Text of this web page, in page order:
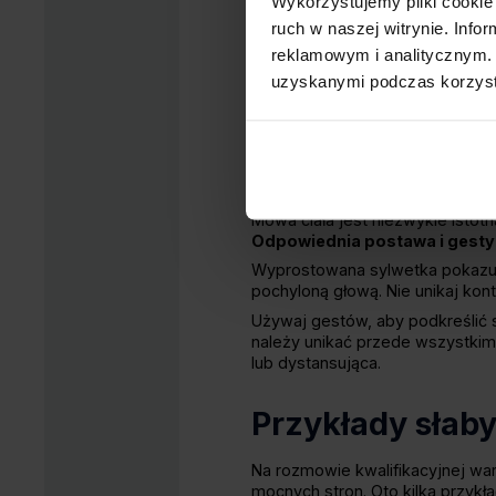
ruch w naszej witrynie.
reklamowym i
uzyskanymi podczas
słabości. Nie
przykładów z życia
Przygotuj się do
które nie są
Słabe strony
Mowa ciała jest niezwykle
Odpowiednia postawa i
Wyprostowana sylwetka
pochyloną głową. Nie unikaj
Używaj gestów, aby podkreślić
należy unikać przede
lub dystansująca.
Przykłady
Na rozmowie kwalifikacyjnej
mocnych stron. Oto kilka